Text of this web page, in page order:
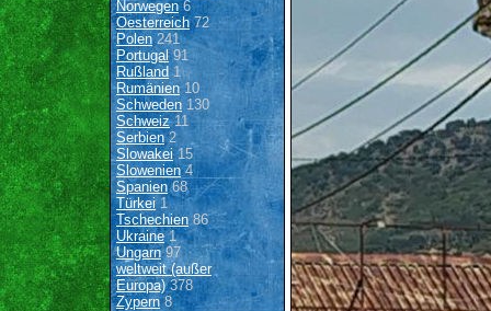
Norwegen6
Oesterreich72
Polen 241
Portugal91
Rußland 1
Rumänien10
Schweden 130
Schweiz11
Serbien2
Slowakei15
Slowenien4
Spanien68
Türkei1
Tschechien 86
Ukraine1
Ungarn97
weltweit (außer
Europa)378
Zypern8